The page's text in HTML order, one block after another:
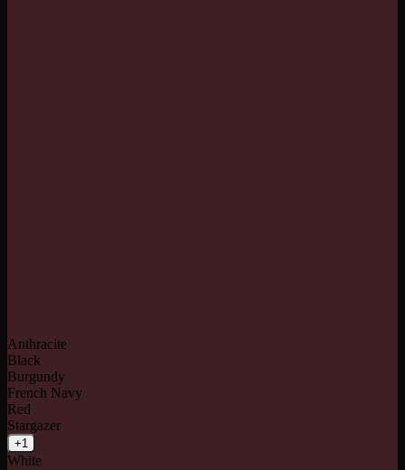
Anthracite
Black
Burgundy
French Navy
Red
Stargazer
+1
White